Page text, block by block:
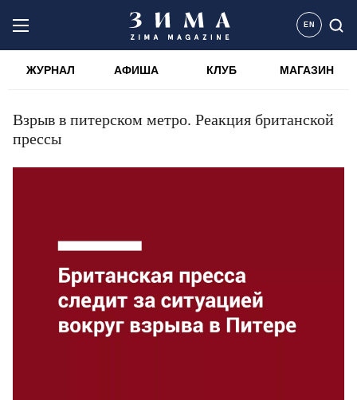
EN
ЖУРНАЛ АФИША КЛУБ МАГАЗИН
Взрыв в питерском метро. Реакция британской
прессы